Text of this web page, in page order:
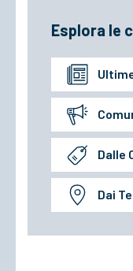
Esplora le
Dalle
Dai